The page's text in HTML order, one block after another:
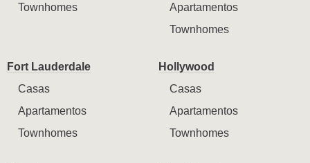
Townhomes
Apartamentos
Townhomes
Fort Lauderdale
Casas
Apartamentos
Townhomes
Hollywood
Casas
Apartamentos
Townhomes